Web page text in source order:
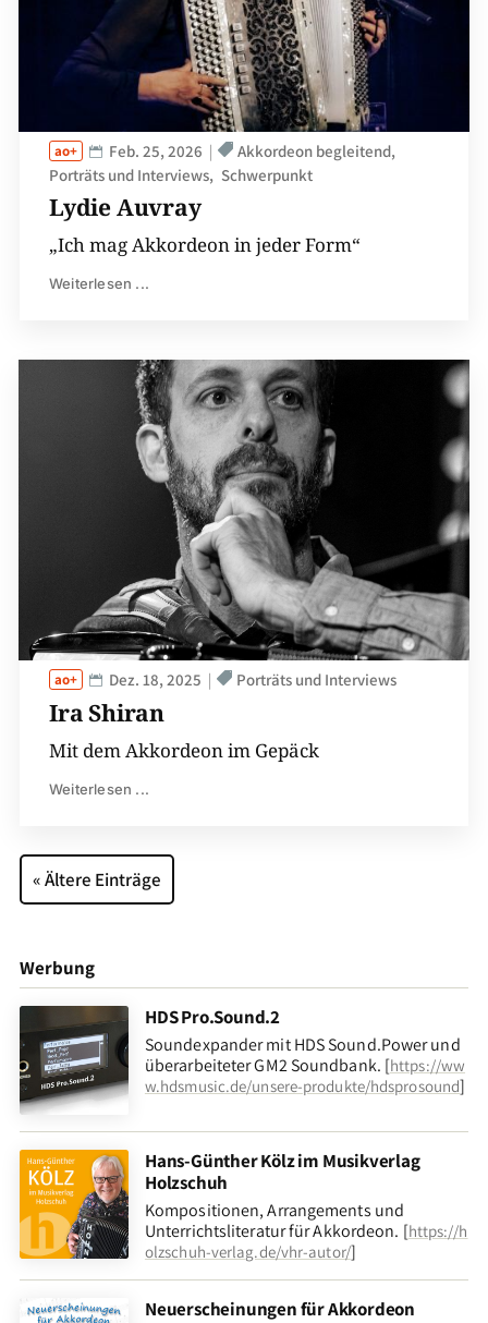
Lydie Auvray
Feb. 25, 2026
Akkordeon begleitend
Porträts und Interviews
Schwerpunkt
„Ich mag Akkordeon in jeder Form“
Weiterlesen ...
Ira Shiran
Dez. 18, 2025 Porträts und Interviews
Mit dem Akkordeon im Gepäck
Weiterlesen ...
« Ältere Einträge
Werbung
HDS Pro.Sound.2
Soundexpander mit HDS Sound.Power und
überarbeiteter GM2 Soundbank. [https://ww
w.hdsmusic.de/unsere-produkte/hdsprosound]
Hans-Günther Kölz im Musikverlag
Holzschuh
Kompositionen, Arrangements und
Unterrichtsliteratur für Akkordeon. [https://h
olzschuh-verlag.de/vhr-autor/]
Neuerscheinungen für Akkordeon